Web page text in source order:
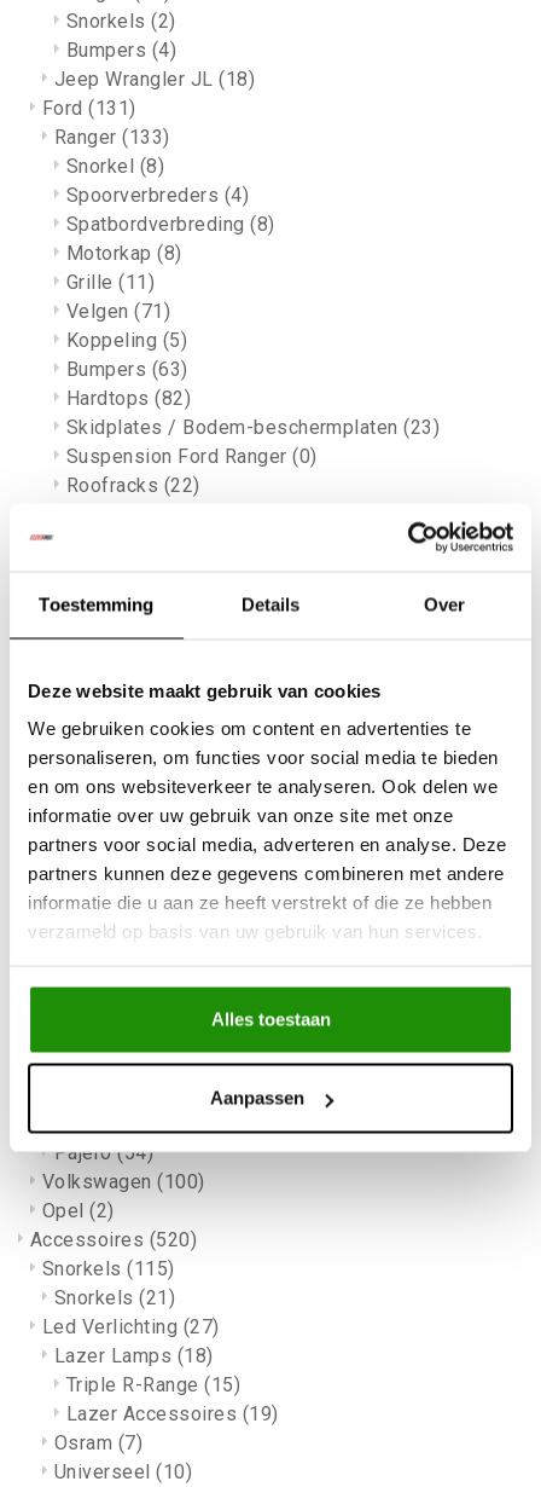
Toestemming Details Over
Deze website maakt gebruik van cookies
We gebruiken cookies om content en advertenties te
personaliseren, om functies voor social media te bieden
en om ons websiteverkeer te analyseren. Ook delen we
informatie over uw gebruik van onze site met onze
partners voor social media, adverteren en analyse. Deze
partners kunnen deze gegevens combineren met andere
informatie die u aan ze heeft verstrekt of die ze hebben
verzameld op basis van uw gebruik van hun services.
Alles toestaan
Aanpassen
Snorkels(2)
Bumpers (4)
Jeep Wrangler JL(18)
Ford(131)
Ranger(133)
Snorkel (8)
Spoorverbreders (4)
Spatbordverbreding(8)
Motorkap(8)
Grille(11)
Velgen(71)
Koppeling (5)
Bumpers (63)
Hardtops(82)
Skidplates / Bodem-beschermplaten(23)
Suspension Ford Ranger(0)
Roofracks (22)
Daihatsu(14)
Koppeling(1)
Vrijloopnaven(3)
Overige onderdelen
(214)
Samurai
Onderdelen Suzuki Samuari
(19)
Versterkte koppelingen
Jimny / Jimny Sierra
(100)
SPRINTER 4X4(6)
Pajero(54)
Volkswagen(100)
Opel(2)
Accessoires (520)
Snorkels(115)
Snorkels(21)
Led Verlichting (27)
Lazer Lamps (18)
Triple R-Range(15)
Lazer Accessoires (19)
Osram (7)
Universeel(10)